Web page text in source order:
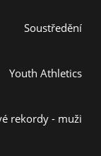
Soustředění
Youth Athletics
rekordy - muži